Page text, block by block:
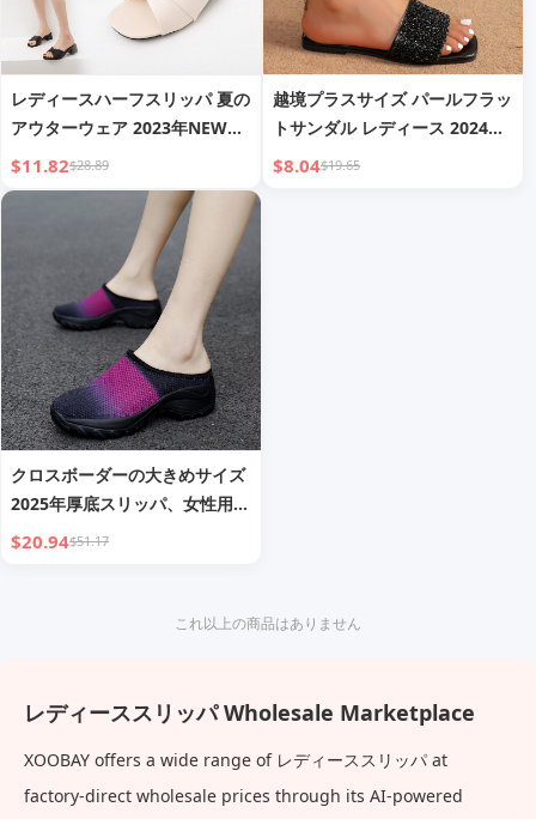
レディースハーフスリッパ 夏の
アウターウェア 2023年NEWフ
ァッション韓国スタイル ミドル
ヒールワンストラップLazyスリ
ッパ スクエアトゥオープントゥ
$11.82$28.89
越境プラスサイズ パールフラッ
トサンダル レディース 2024年
夏新作 小さなシャネル風 スク
$8.04$19.65
クロスボーダーの大きめサイズ
2025年厚底スリッパ、女性用、
スタイリッシュなメッシュ中空
$20.94$51.17
これ以上の商品はありません
レディーススリッパ Wholesale Marketplace
XOOBAY offers a wide range of レディーススリッパ at
factory-direct wholesale prices through its AI-powered